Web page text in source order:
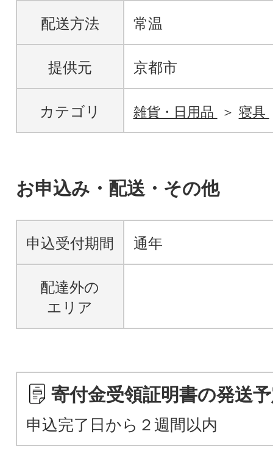
配送方法 常温
提供元 京都市
カテゴリ 雑貨・日用品 寝具
お申込み・配送・その他
申込受付期間 通年
配達外の
エリア
寄付金受領証明書の発送
申込完了日から２週間以内